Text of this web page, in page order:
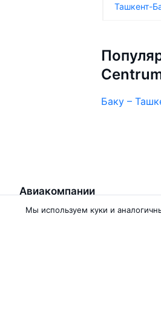
Ташкент-
Баку –
Авиакомпании
Мы используем куки и